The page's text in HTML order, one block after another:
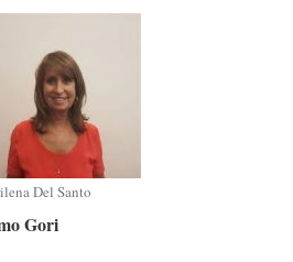
Del Santo
Gori